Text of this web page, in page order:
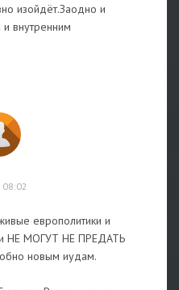
изойдёт.Заодно и
и внутренним
европолитики и
НЕ МОГУТ НЕ ПРЕДАТЬ
новым иудам.